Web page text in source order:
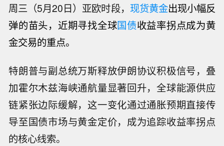
周三（5月20日）亚欧时段， 现货黄金出现小幅反
弹的苗头，近期寻找全球国债收益率拐点成为黄
金交易的重点。
特朗普与副总统万斯释放伊朗协议积极信号，叠
加霍尔木兹海峡通航量显著回升，全球能源供应
链紧张边际缓解，这一变化通过通胀预期直接传
导至国债市场与黄金定价，成为追踪收益率拐点
的核心线索。